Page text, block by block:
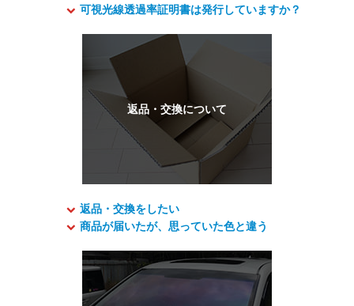
可視光線透過率証明書は発行していますか？
返品・交換をしたい
商品が届いたが、思っていた色と違う